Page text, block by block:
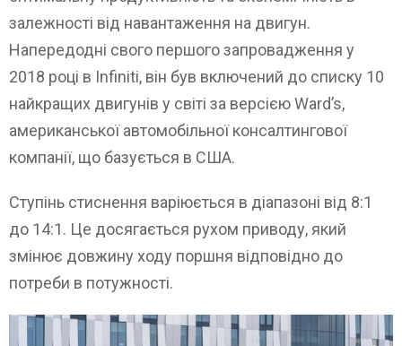
залежності від навантаження на двигун.
Напередодні свого першого запровадження у
2018 році в Infiniti, він був включений до списку 10
найкращих двигунів у світі за версією Ward’s,
американської автомобільної консалтингової
компанії, що базується в США.
Ступінь стиснення варіюється в діапазоні від 8:1
до 14:1. Це досягається рухом приводу, який
змінює довжину ходу поршня відповідно до
потреби в потужності.